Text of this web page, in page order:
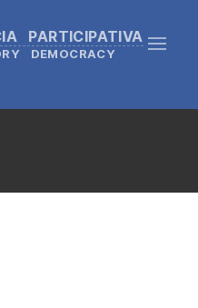
PARTICIPATIVA
DEMOCRACY